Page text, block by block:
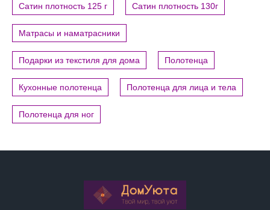
Сатин плотность 125 г Сатин плотность 130г
Матрасы и наматрасники
Подарки из текстиля для дома Полотенца
Кухонные полотенца Полотенца для лица и тела
Полотенца для ног